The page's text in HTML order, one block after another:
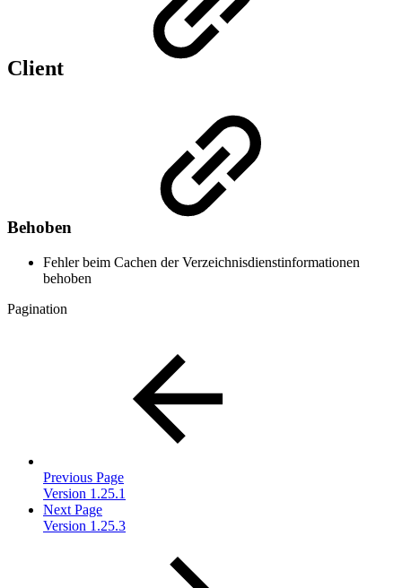
Client
Behoben
Fehler beim Cachen der Verzeichnisdienstinformationen
behoben
Pagination
Previous Page
Version 1.25.1
Next Page
Version 1.25.3